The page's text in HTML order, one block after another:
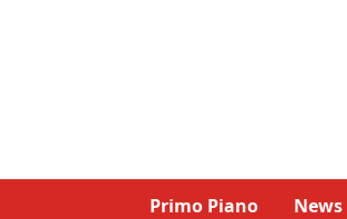
Primo Piano News